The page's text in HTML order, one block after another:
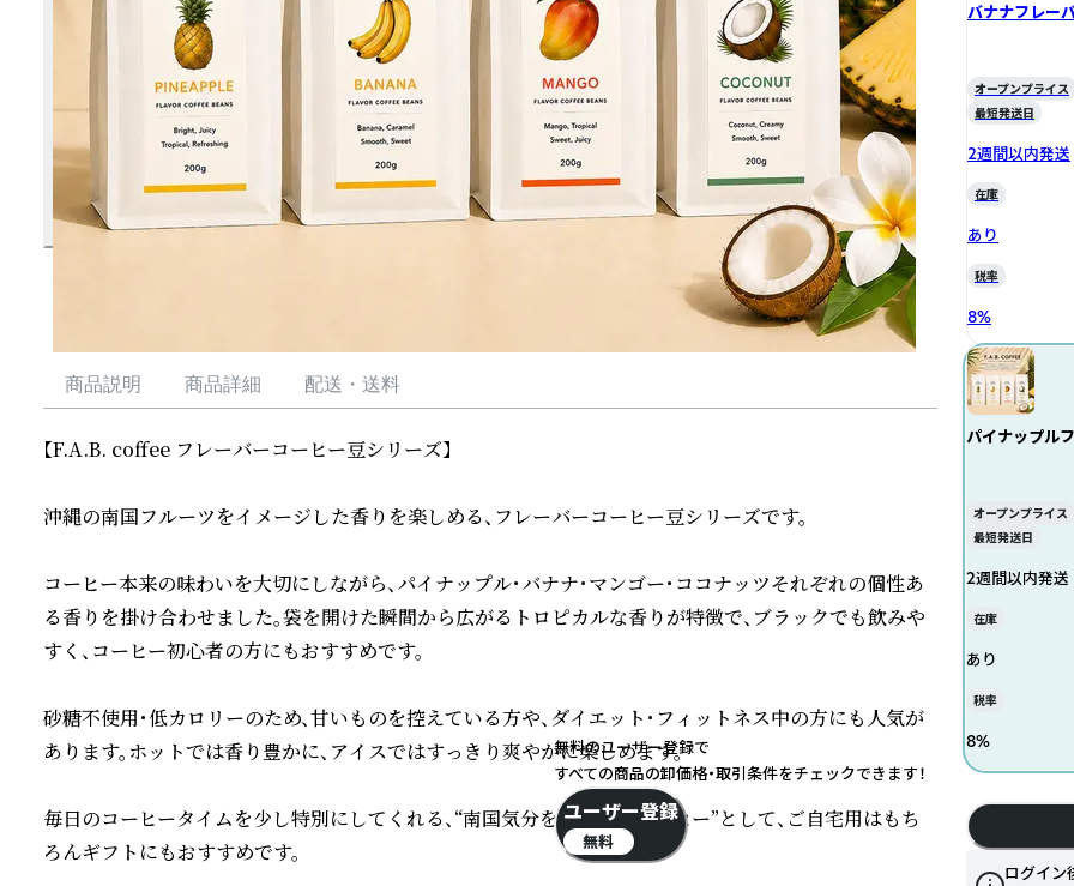
商品説明 商品詳細 配送・送料
【F.A.B. coffee フレーバーコーヒー豆シリーズ】
沖縄の南国フルーツをイメージした香りを楽しめる、フレーバーコーヒー豆シリーズです。
コーヒー本来の味わいを大切にしながら、パイナップル・バナナ・マンゴー・ココナッツそれぞれの個性あ
る香りを掛け合わせました。袋を開けた瞬間から広がるトロピカルな香りが特徴で、ブラックでも飲みや
すく、コーヒー初心者の方にもおすすめです。
砂糖不使用・低カロリーのため、甘いものを控えている方や、ダイエット・フィットネス中の方にも人気が
あります。ホットでは香り豊かに、アイスではすっきり爽やかに楽しめます。
毎日のコーヒータイムを少し特別にしてくれる、“南国気分を楽しめるコーヒー”として、ご自宅用はもち
ろんギフトにもおすすめです。
バナナフレー
オープンプライス
最短発送日
2週間以内発送
在庫
あり
税率
8%
パイナップル
オープンプライス
最短発送日
2週間以内発送
在庫
あり
税率
8%
ログイン
無料のユーザー登録で
すべての商品の卸価格・取引条件をチェックできます！
ユーザー登録
無料